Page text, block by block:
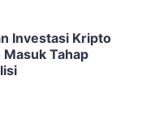
Investasi Kripto
Tahap